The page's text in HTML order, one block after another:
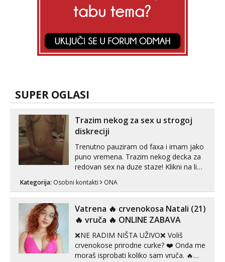
SUPER OGLASI
Trazim nekog za sex u strogoj
diskreciji
Trenutno pauziram od faxa i imam jako
puno vremena. Trazim nekog decka za
redovan sex na duze staze! Klikni na link
Kategorija: Osobni kontakti ONA
Vatrena ‎️‍🔥 crvenokosa Natali (21)
‎️‍🔥 vruča‎ ️‍🔥 ONLINE ZABAVA
❌NE RADIM NIŠTA UŽIVO❌ Voliš
crvenokose prirodne curke? ❤️ Onda me
moraš isprobati koliko sam vruča.‎ ️‍🔥